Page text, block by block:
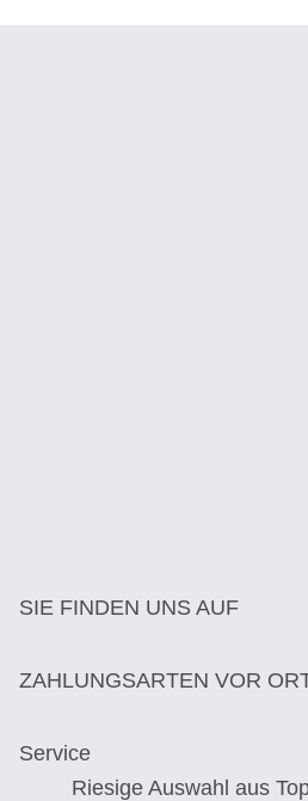
SIE FINDEN UNS AUF
ZAHLUNGSARTEN VOR
Service
Riesige Auswahl aus